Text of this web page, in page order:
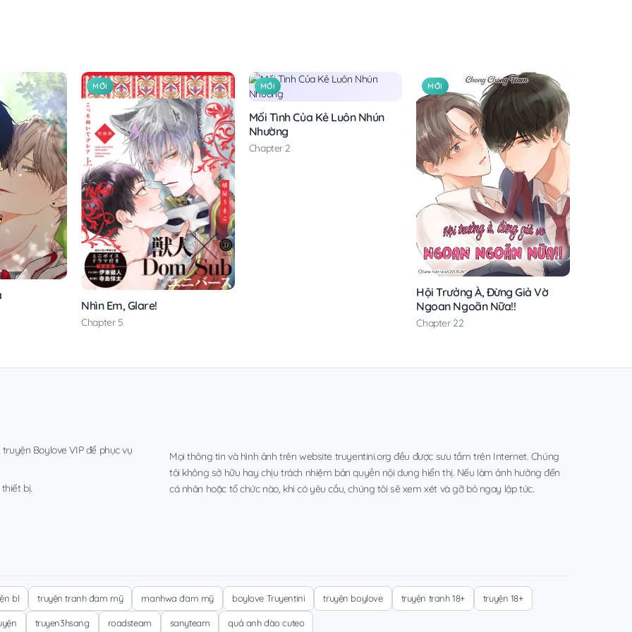
MỚI
Nhìn Em, Glare!
Chapter 5
MỚI
Mối Tình Của Kẻ Luôn Nhún
Nhường
Chapter 2
MỚI
Hội Trưởng À, Đừng Giả Vờ
Ngoan Ngoãn Nữa!!
Chapter 22
Boylove VIP để phục vụ
bị.
Mọi thông tin và hình ảnh trên website truyentini.org đều được sưu tầm trên Internet. Chúng
tôi không sở hữu hay chịu trách nhiệm bản quyền nội dung hiển thị. Nếu làm ảnh hưởng đến
cá nhân hoặc tổ chức nào, khi có yêu cầu, chúng tôi sẽ xem xét và gỡ bỏ ngay lập tức.
bl truyện tranh đam mỹ manhwa đam mỹ boylove Truyentini truyện boylove truyện tranh 18+ truyện 18+
truyen3hsang roadsteam sanyteam quả anh đào cuteo